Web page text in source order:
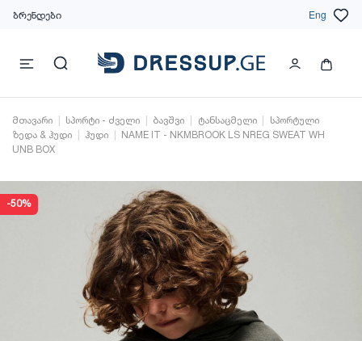
ბრენდები Eng
მთავარი სპორტი - ძველი ბავშვი ტანსაცმელი
სპორტული
ზედა & ჰუდი
ჰუდი
NAME IT - NKMBROOK LS NREG SWEAT WH
UNB BOX
-50%